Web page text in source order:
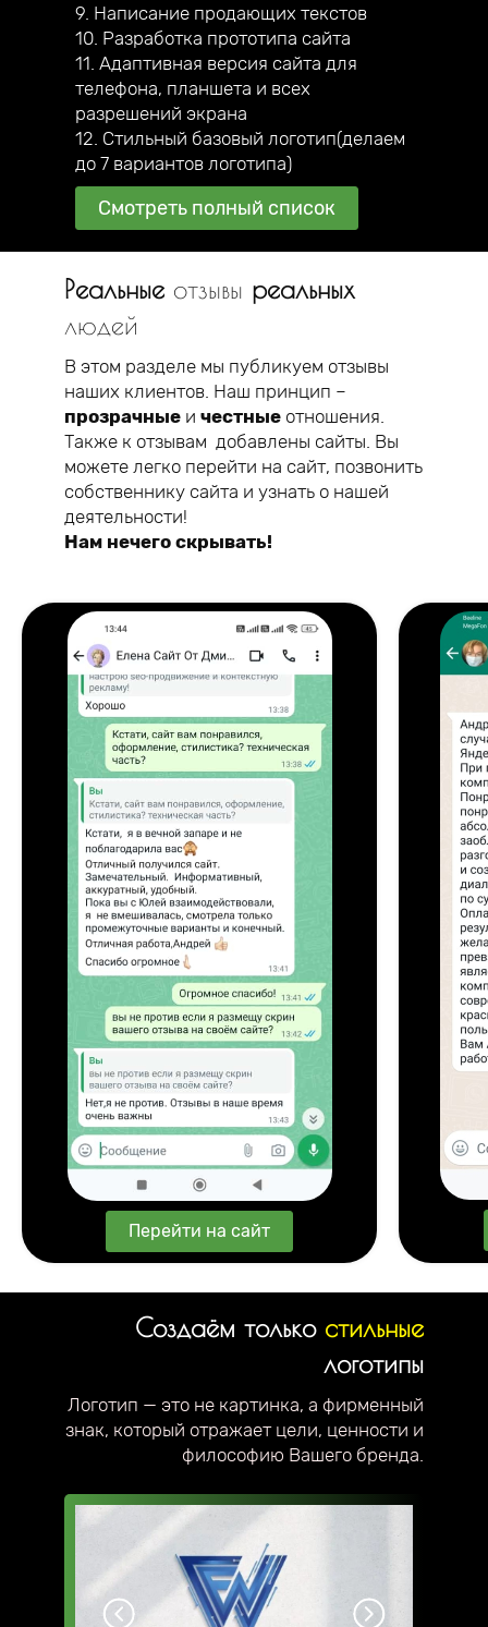
9. Написание продающих текстов
10. Разработка прототипа сайта
11. Адаптивная версия сайта для
телефона, планшета и всех
разрешений экрана
12. Стильный базовый логотип(делаем
до 7 вариантов логотипа)
Смотреть полный список
Реальные отзывы реальных
людей
В этом разделе мы публикуем отзывы
наших клиентов. Наш принцип –
прозрачные и честные отношения.
Также к отзывам добавлены сайты. Вы
можете легко перейти на сайт, позвонить
собственнику сайта и узнать о нашей
деятельности!
Нам нечего скрывать!
Перейти на сайт
Создаём только стильные
логотипы
Логотип — это не картинка, а фирменный
знак, который отражает цели, ценности и
философию Вашего бренда.